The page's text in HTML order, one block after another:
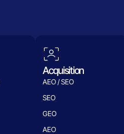
Acquisition
AEO / SEO
SEO
GEO
AEO